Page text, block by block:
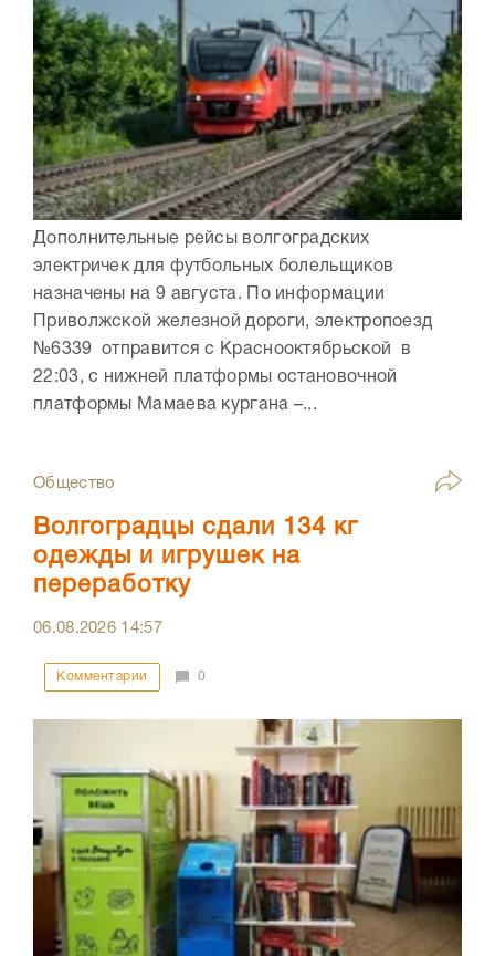
Дополнительные рейсы волгоградских
электричек для футбольных болельщиков
назначены на 9 августа. По информации
Приволжской железной дороги, электропоезд
№6339 отправится с Краснооктябрьской в
22:03, с нижней платформы остановочной
платформы Мамаева кургана –...
Общество
Волгоградцы сдали 134 кг
одежды и игрушек на
переработку
06.08.2026 14:57
Комментарии 0